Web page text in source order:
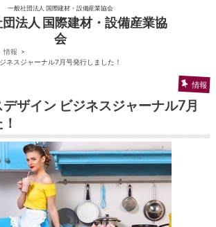
一般社団法人 国際建材・設備産業協会
情報
ネスジャーナル7月号発行しました！
情報
ザイン ビジネスジャーナル7月